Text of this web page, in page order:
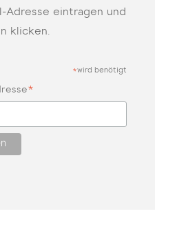
Adresse eintragen und
klicken.
*wird benötigt
*